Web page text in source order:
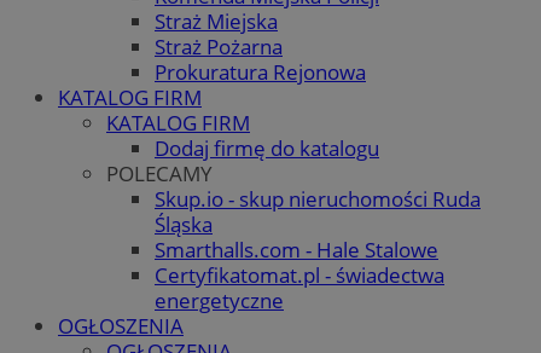
Straż Miejska
Straż Pożarna
Prokuratura Rejonowa
KATALOG FIRM
KATALOG FIRM
Dodaj firmę do katalogu
POLECAMY
Skup.io - skup nieruchomości Ruda
Śląska
Smarthalls.com - Hale Stalowe
Certyfikatomat.pl - świadectwa
energetyczne
OGŁOSZENIA